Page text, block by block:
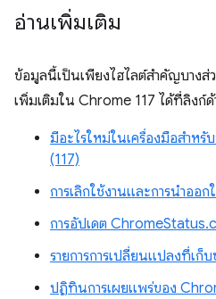
อ่านเพิ่มเติม
ข้อมูลนี้เป็นเพียงไฮไลต์สำคัญบางส่
เพิ่มเติมใน Chrome 117 ได้ที่ลิงก์ด้
มีอะไรใหม่ในเครื่องมือสำห
(117)
การเลิกใช้งานและการนำออ
การอัปเดต
รายการการเปลี่ยนแปลงที่เก็
ปฏิทินการเผยแพร่ของ